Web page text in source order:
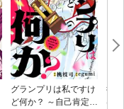
グランプリは私ですけ
ど何か？ ～自己肯定モ
後
は